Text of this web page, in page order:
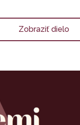
Zobraziť dielo